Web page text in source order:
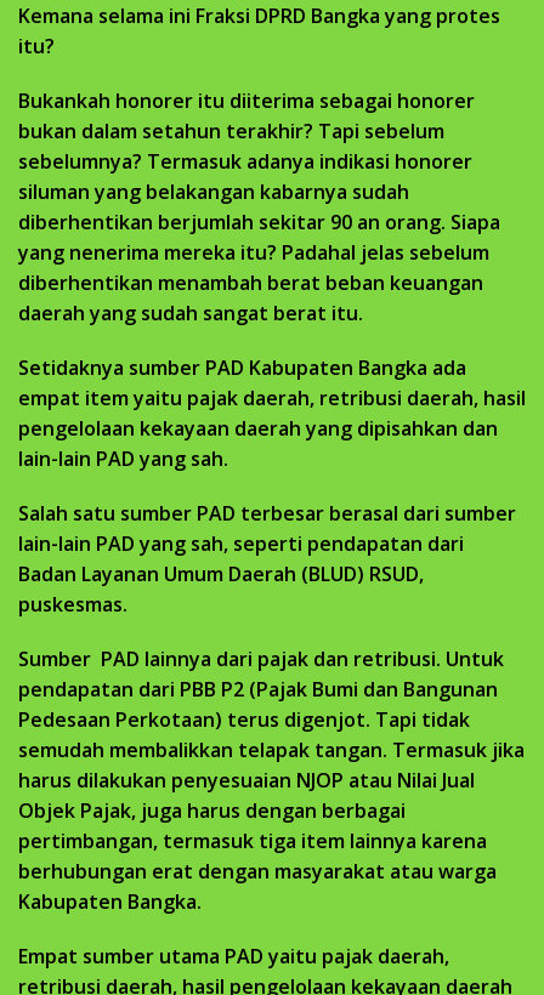
Kemana selama ini Fraksi DPRD Bangka yang protes
itu?
Bukankah honorer itu diiterima sebagai honorer
bukan dalam setahun terakhir? Tapi sebelum
sebelumnya? Termasuk adanya indikasi honorer
siluman yang belakangan kabarnya sudah
diberhentikan berjumlah sekitar 90 an orang. Siapa
yang nenerima mereka itu? Padahal jelas sebelum
diberhentikan menambah berat beban keuangan
daerah yang sudah sangat berat itu.
Setidaknya sumber PAD Kabupaten Bangka ada
empat item yaitu pajak daerah, retribusi daerah, hasil
pengelolaan kekayaan daerah yang dipisahkan dan
lain-lain PAD yang sah.
Salah satu sumber PAD terbesar berasal dari sumber
lain-lain PAD yang sah, seperti pendapatan dari
Badan Layanan Umum Daerah (BLUD) RSUD,
puskesmas.
Sumber PAD lainnya dari pajak dan retribusi. Untuk
pendapatan dari PBB P2 (Pajak Bumi dan Bangunan
Pedesaan Perkotaan) terus digenjot. Tapi tidak
semudah membalikkan telapak tangan. Termasuk jika
harus dilakukan penyesuaian NJOP atau Nilai Jual
Objek Pajak, juga harus dengan berbagai
pertimbangan, termasuk tiga item lainnya karena
berhubungan erat dengan masyarakat atau warga
Kabupaten Bangka.
Empat sumber utama PAD yaitu pajak daerah,
retribusi daerah, hasil pengelolaan kekayaan daerah